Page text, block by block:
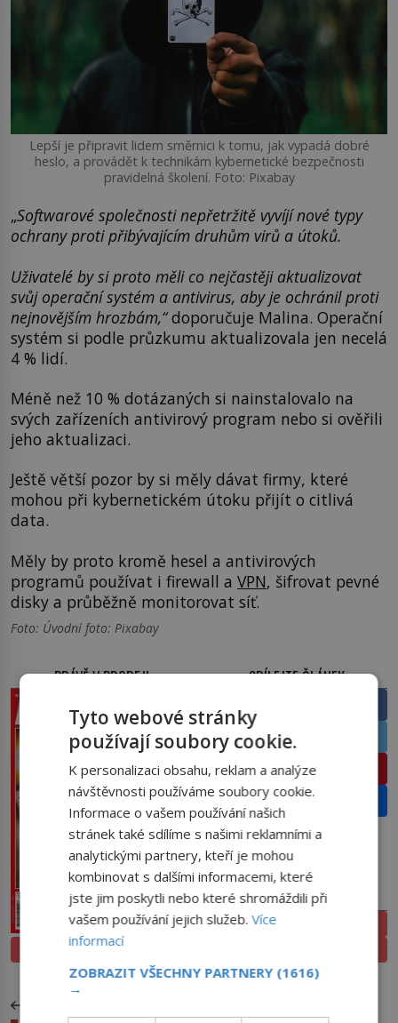
Lepší je připravit lidem směrnici k tomu, jak vypadá dobré
heslo, a provádět k technikám kybernetické bezpečnosti
pravidelná školení. Foto: Pixabay
„Softwarové společnosti nepřetržitě vyvíjí nové typy
ochrany proti přibývajícím druhům virů a útoků.
Uživatelé by si proto měli co nejčastěji aktualizovat
svůj operační systém a antivirus, aby je ochránil proti
nejnovějším hrozbám,“doporučuje Malina. Operační
systém si podle průzkumu aktualizovala jen necelá
4 % lidí.
Méně než 10 % dotázaných si nainstalovalo na
svých zařízeních antivirový program nebo si ověřili
jeho aktualizaci.
Ještě větší pozor by si měly dávat firmy, které
mohou při kybernetickém útoku přijít o citlivá
data.
Měly by proto kromě hesel a antivirových
programů používat i firewall a VPN, šifrovat pevné
disky a průběžně monitorovat síť.
Foto: Úvodní foto: Pixabay
PRÁVĚ V PRODEJI
PROLISTOVAT
SDÍLEJTE ČLÁNEK
Twitter
Pinterest
Email
PŘEDPLATNÉ
ELEKTRONICKÉ
Tyto webové stránky
používají soubory cookie.
K personalizaci obsahu, reklam a analýze
návštěvnosti používáme soubory cookie.
Informace o vašem používání našich
stránek také sdílíme s našimi reklamními a
analytickými partnery, kteří je mohou
kombinovat s dalšími informacemi, které
jste jim poskytli nebo které shromáždili při
vašem používání jejich služeb.Více
informací
ZOBRAZIT VŠECHNY PARTNERY (1616)
→